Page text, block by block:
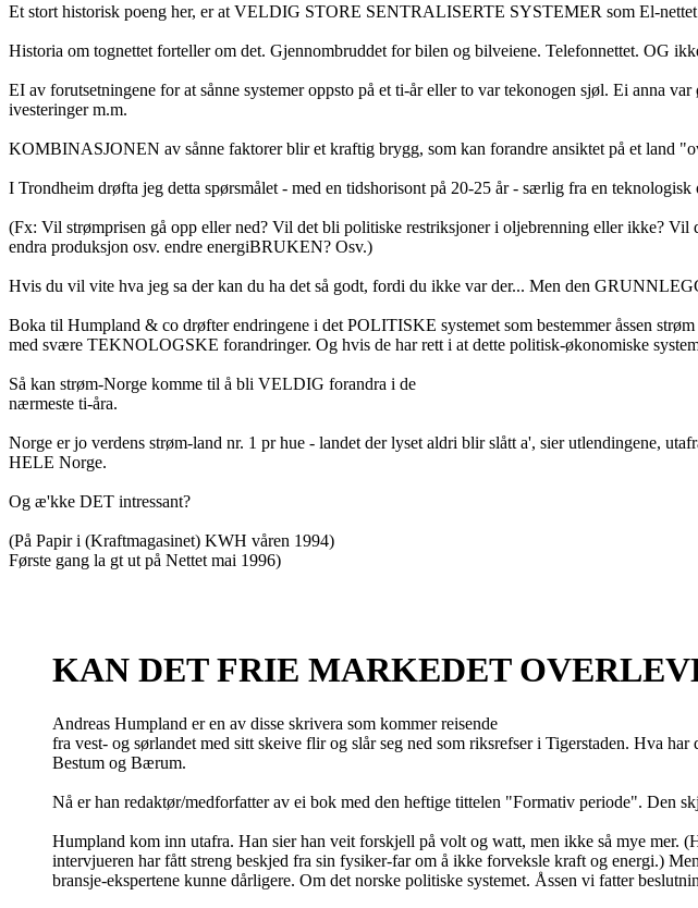
Et stort historisk poeng her, er at VELDIG STORE SENTRALISERTE SYSTEMER som El-
Historia om tognettet forteller om det. Gjennombruddet for bilen og bilveiene. Telefonnettet. OG
EI av forutsetningene for at sånne systemer oppsto på et ti-år eller to var tekonogen sjøl. Ei anna
ivesteringer m.m.
KOMBINASJONEN av sånne faktorer blir et kraftig brygg, som kan forandre ansiktet på et land
I Trondheim drøfta jeg detta spørsmålet - med en tidshorisont på 20-25 år - særlig fra en
(Fx: Vil strømprisen gå opp eller ned? Vil det bli politiske restriksjoner i oljebrenning eller ikke?
endra produksjon osv. endre energiBRUKEN? Osv.)
Hvis du vil vite hva jeg sa der kan du ha det så godt, fordi du ikke var der... Men den
Boka til Humpland & co drøfter endringene i det POLITISKE systemet som bestemmer åssen
med svære TEKNOLOGSKE forandringer. Og hvis de har rett i at dette politisk-økonomiske
Så kan strøm-Norge komme til å bli VELDIG forandra i de
nærmeste ti-åra.
Norge er jo verdens strøm-land nr. 1 pr hue - landet der lyset aldri blir slått a', sier utlendingene,
HELE Norge.
Og æ'kke DET intressant?
(På Papir i (Kraftmagasinet) KWH våren 1994)
Første gang la gt ut på Nettet mai 1996)
KAN DET FRIE MARKEDET
Andreas Humpland er en av disse skrivera som kommer reisende
fra vest- og sørlandet med sitt skeive flir og slår seg ned som riksrefser i Tigerstaden. Hva
Bestum og Bærum.
Nå er han redaktør/medforfatter av ei bok med den heftige tittelen "Formativ periode". Den
Humpland kom inn utafra. Han sier han veit forskjell på volt og watt, men ikke så mye mer.
intervjueren har fått streng beskjed fra sin fysiker-far om å ikke forveksle kraft og energi.)
bransje-ekspertene kunne dårligere. Om det norske politiske systemet. Åssen vi fatter